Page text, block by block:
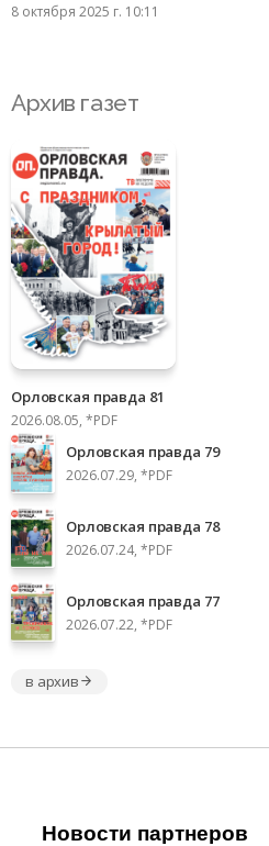
8 октября 2025 г. 10:11
Архив газет
Орловская правда 81
2026.08.05, *PDF
Орловская правда 79
2026.07.29, *PDF
Орловская правда 78
2026.07.24, *PDF
Орловская правда 77
2026.07.22, *PDF
в архив
Новости партнеров